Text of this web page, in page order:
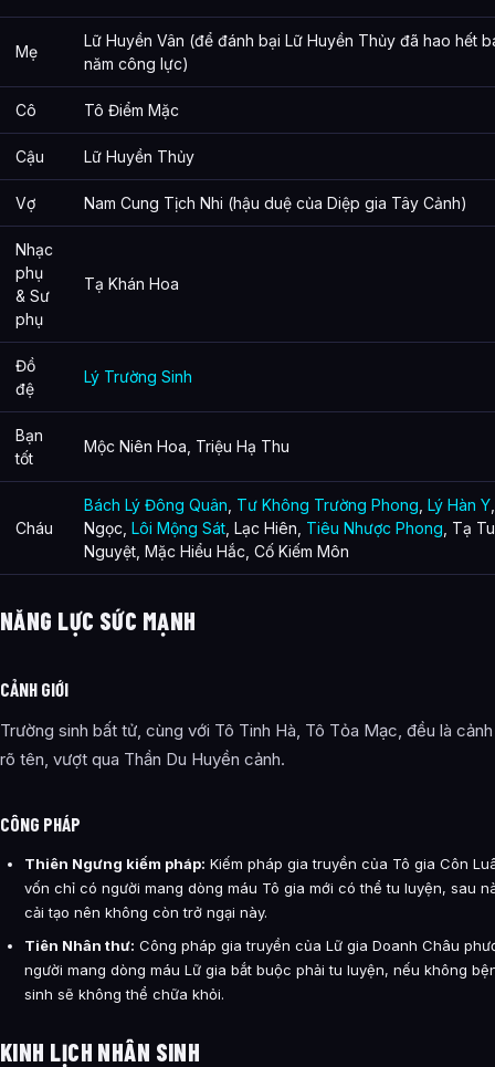
Mẹ
Lữ Huyền Vân (để đánh bại Lữ Huyền Thủy đã hao hết
năm công lực)
Cô Tô Điểm Mặc
Cậu Lữ Huyền Thủy
Vợ Nam Cung Tịch Nhi (hậu duệ của Diệp gia Tây Cảnh)
Nhạc
phụ
& Sư
phụ
Tạ Khán Hoa
Đồ
đệ
Lý Trường Sinh
Bạn
tốt
Mộc Niên Hoa, Triệu Hạ Thu
Cháu
Bách Lý Đông Quân Tư Không Trường Phong Lý Hàn Y
Ngọc, Lôi Mộng Sát , Lạc Hiên, Tiêu Nhược Phong , Tạ
Nguyệt, Mặc Hiểu Hắc, Cố Kiếm Môn
NĂNG LỰC SỨC MẠNH
CẢNH GIỚI
Trường sinh bất tử, cùng với Tô Tinh Hà, Tô Tỏa Mạc, đều là
rõ tên, vượt qua Thần Du Huyền cảnh.
CÔNG PHÁP
Thiên Ngưng kiếm pháp: Kiếm pháp gia truyền của Tô gia Côn
vốn chỉ có người mang dòng máu Tô gia mới có thể tu luyện, sau
cải tạo nên không còn trở ngại này.
Tiên Nhân thư: Công pháp gia truyền của Lữ gia Doanh Châu
người mang dòng máu Lữ gia bắt buộc phải tu luyện, nếu không
sinh sẽ không thể chữa khỏi.
KINH LỊCH NHÂN SINH